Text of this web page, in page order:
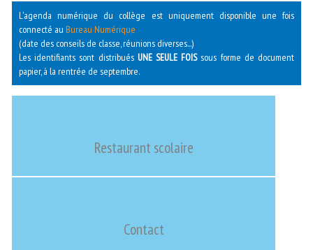
L'agenda numérique du collège est uniquement disponible une fois
connecté au Bureau Numérique
(date des conseils de classe, réunions diverses...)
Les identifiants sont distribués UNE SEULE FOISsous forme de document
papier, à la rentrée de septembre.
Restaurant scolaire
Contact